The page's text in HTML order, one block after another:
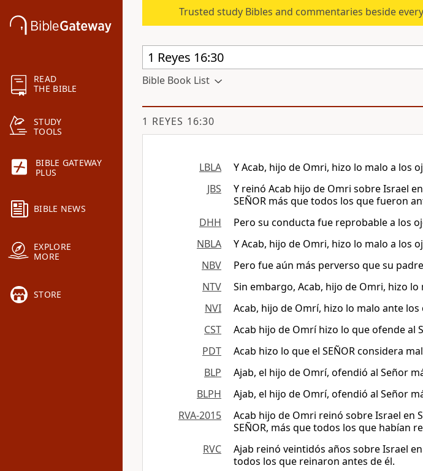
READ
THE BIBLE
STUDY
TOOLS
BIBLE GATEWAY
PLUS
BIBLE NEWS
EXPLORE
MORE
STORE
Trusted study Bibles and commentaries beside
Bible Book List
1 REYES 16:30
LBLA Y Acab, hijo de Omri, hizo lo malo a los
JBS
Y reinó Acab hijo de Omri sobre Israel
SEÑOR más que todos los que fueron
DHH
Pero su conducta fue reprobable a los
NBLA
Y Acab, hijo de Omri, hizo lo malo a los
NBV
Pero fue aún más perverso que su
NTV
Sin embargo, Acab, hijo de Omri, hizo lo
NVI
Acab, hijo de Omrí, hizo lo malo ante los
CST
Acab hijo de Omrí hizo lo que ofende al
PDT
Acab hizo lo que el SEÑOR considera
BLP
Ajab, el hijo de Omrí, ofendió al Señor
BLPH
Ajab, el hijo de Omrí, ofendió al Señor
RVA-2015
Acab hijo de Omri reinó sobre Israel en
SEÑOR, más que todos los que habían
RVC
Ajab reinó veintidós años sobre Israel
todos los que reinaron antes de él.